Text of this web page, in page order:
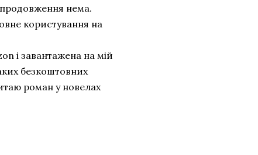
нема.
користування на
і завантажена на мій
безкоштовних
роман у новелах